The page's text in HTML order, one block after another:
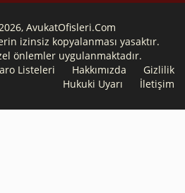
AvukatOfisleri.Com
izinsiz kopyalanması yasaktır.
önlemler uygulanmaktadır.
Listeleri
Hakkımızda
Gizlilik
Hukuki Uyarı
İletişim